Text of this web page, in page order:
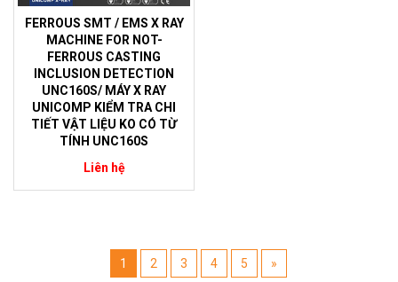
FERROUS SMT / EMS X RAY
MACHINE FOR NOT-
FERROUS CASTING
INCLUSION DETECTION
UNC160S/ MÁY X RAY
UNICOMP KIỂM TRA CHI
TIẾT VẬT LIỆU KO CÓ TỪ
TÍNH UNC160S
Liên hệ
1 2 3 4 5 »